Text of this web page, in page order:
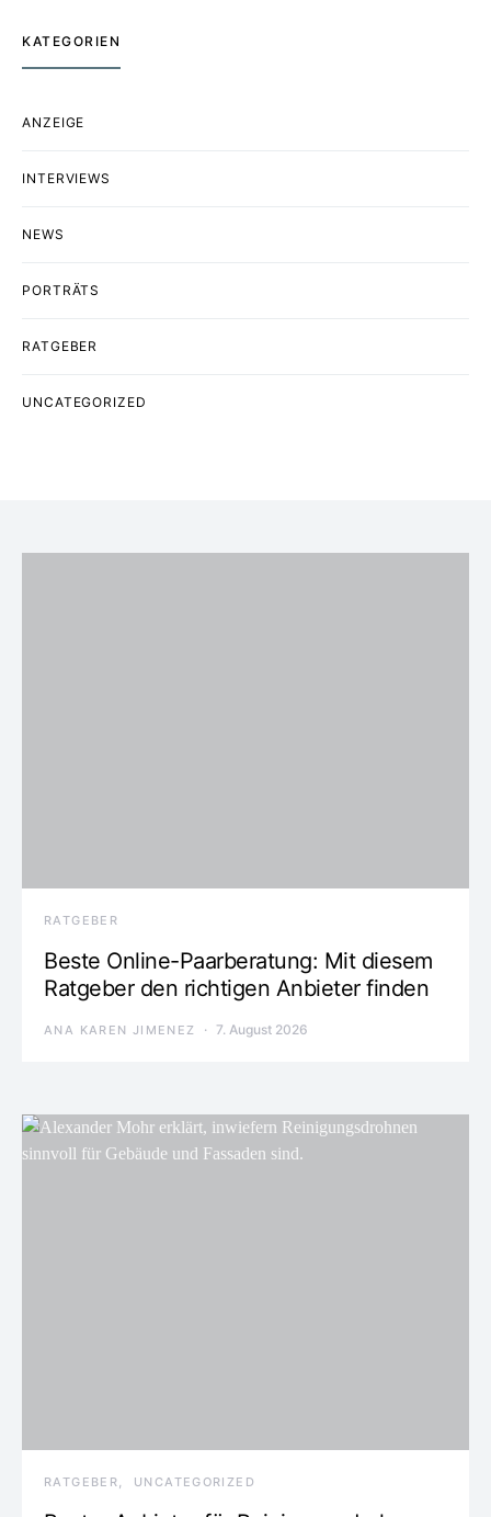
KATEGORIEN
ANZEIGE
INTERVIEWS
NEWS
PORTRÄTS
RATGEBER
UNCATEGORIZED
RATGEBER
Beste Online-Paarberatung: Mit diesem
Ratgeber den richtigen Anbieter finden
ANA KAREN JIMENEZ 7. August 2026
RATGEBER UNCATEGORIZED